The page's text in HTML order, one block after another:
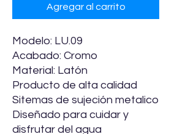
Agregar al carrito
Modelo: LU.09
Acabado: Cromo
Material: Latón
Producto de alta calidad
Sitemas de sujeción metalico
Diseñado para cuidar y
disfrutar del agua